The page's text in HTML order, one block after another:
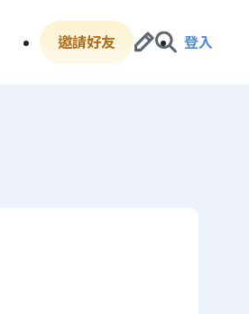
邀請好友 登入